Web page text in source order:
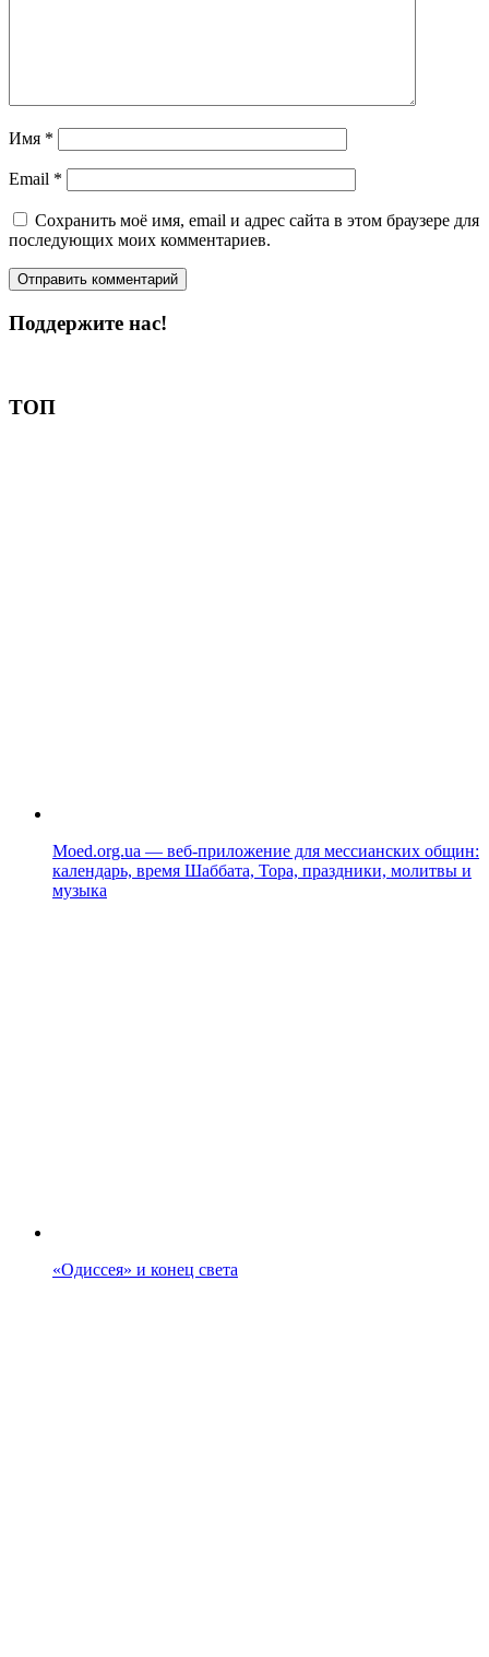
Имя *
Email *
Сохранить моё имя, email и адрес сайта в этом браузере для
последующих моих комментариев.
Поддержите нас!
ТОП
Moed.org.ua — веб-приложение для мессианских общин:
календарь, время Шаббата, Тора, праздники, молитвы и
музыка
«Одиссея» и конец света